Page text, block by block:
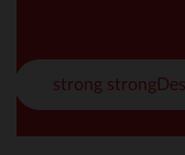
strong